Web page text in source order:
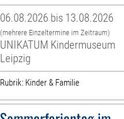
06.08.2026 bis 13.08.2026
(mehrere Einzeltermine im Zeitraum)
UNIKATUM Kindermuseum
Leipzig
Rubrik: Kinder & Familie